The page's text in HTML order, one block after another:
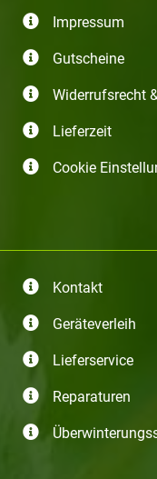
Impressum
Gutscheine
Widerrufsrecht
Lieferzeit
Cookie
Kontakt
Geräteverleih
Lieferservice
Reparaturen